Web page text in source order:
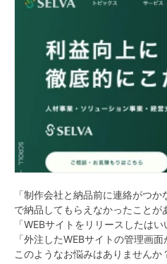
「制作会社と納品前に連絡がつ
で納品してもらえなかったことが
「WEBサイトをリリースしたは
「外注したWEBサイトの管理画
このようなお悩みはありませんか